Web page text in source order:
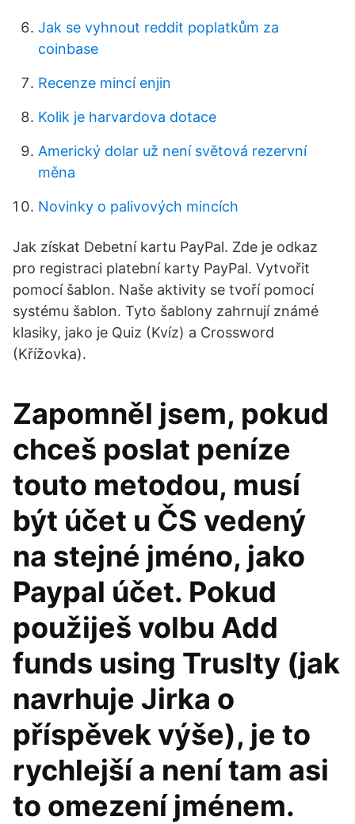
Jak se vyhnout reddit poplatkům za
coinbase
Recenze mincí enjin
Kolik je harvardova dotace
Americký dolar už není světová rezervní
měna
Novinky o palivových mincích
Jak získat Debetní kartu PayPal. Zde je odkaz
pro registraci platební karty PayPal. Vytvořit
pomocí šablon. Naše aktivity se tvoří pomocí
systému šablon. Tyto šablony zahrnují známé
klasiky, jako je Quiz (Kvíz) a Crossword
(Křížovka).
Zapomněl jsem, pokud
chceš poslat peníze
touto metodou, musí
být účet u ČS vedený
na stejné jméno, jako
Paypal účet. Pokud
použiješ volbu Add
funds using Truslty (jak
navrhuje Jirka o
příspěvek výše), je to
rychlejší a není tam asi
to omezení jménem.